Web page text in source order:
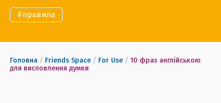
#правила
Головна / Friends Space / For Use / 10 фраз англійською
для висловлення думки